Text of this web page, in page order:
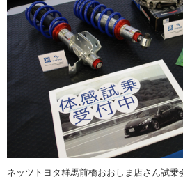
ネッツトヨタ群馬前橋おおしま店さん試乗